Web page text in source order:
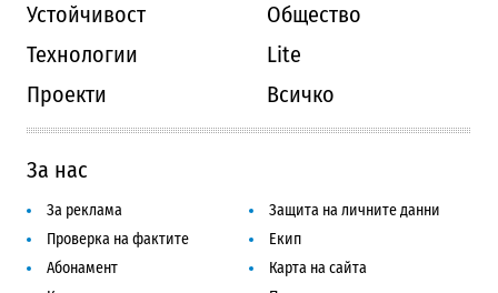
Устойчивост
Общество
Технологии
Lite
Проекти
Всичко
За нас
За реклама
Защита на личните данни
Проверка на фактите
Екип
Абонамент
Карта на сайта